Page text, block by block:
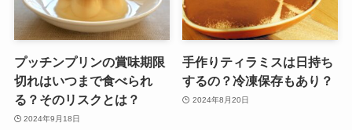
プッチンプリンの賞味期限
切れはいつまで食べられ
る？そのリスクとは？
2024年9月18日
手作りティラミスは日持ち
するの？冷凍保存もあり？
2024年8月20日